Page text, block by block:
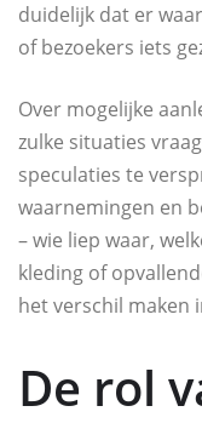
duidelijk dat er
of bezoekers iets
Over mogelijke
zulke situaties
speculaties te
waarnemingen en
– wie liep waar,
kleding of
het verschil maken
De rol